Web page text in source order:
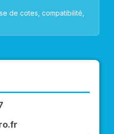
de cotes, compatibilité,